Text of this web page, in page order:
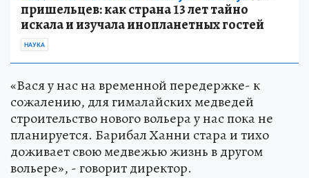
пришельцев: как страна 13 лет тайно
искала и изучала инопланетных гостей
НАУКА
«Вася у нас на временной передержке- к
сожалению, для гималайских медведей
строительство нового вольера у нас пока не
планируется. Барибал Ханни стара и тихо
доживает свою медвежью жизнь в другом
вольере», - говорит директор.